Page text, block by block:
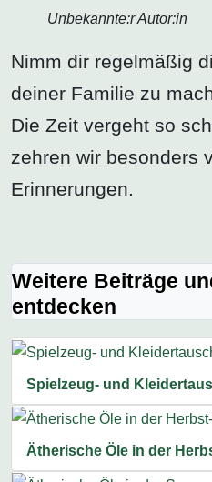
Unbekannte:r Autor:in
Nimm dir regelmäßig
deiner Familie zu
Die Zeit vergeht so
zehren wir besonders
Erinnerungen.
Weitere Beiträge
entdecken
Spielzeug- und
Ätherische Öle in der